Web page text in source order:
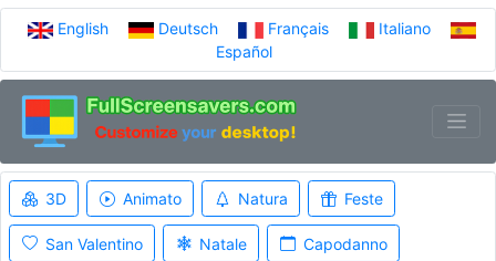
English Deutsch Français
Italiano
Español
3D Animato Natura Feste
San Valentino Natale Capodanno